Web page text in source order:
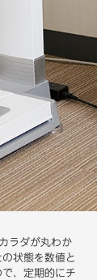
ラダが丸わか
状態を数値と
、定期的にチ